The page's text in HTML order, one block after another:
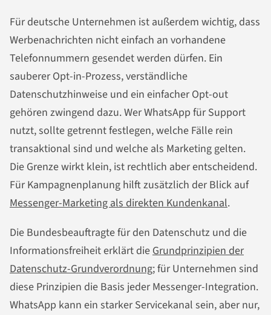
Für deutsche Unternehmen ist außerdem wichtig, dass
Werbenachrichten nicht einfach an vorhandene
Telefonnummern gesendet werden dürfen. Ein
sauberer Opt-in-Prozess, verständliche
Datenschutzhinweise und ein einfacher Opt-out
gehören zwingend dazu. Wer WhatsApp für Support
nutzt, sollte getrennt festlegen, welche Fälle rein
transaktional sind und welche als Marketing gelten.
Die Grenze wirkt klein, ist rechtlich aber entscheidend.
Für Kampagnenplanung hilft zusätzlich der Blick auf
Messenger-Marketing als direkten Kundenkanal.
Die Bundesbeauftragte für den Datenschutz und die
Informationsfreiheit erklärt dieGrundprinzipien der
Datenschutz-Grundverordnung; für Unternehmen sind
diese Prinzipien die Basis jeder Messenger-Integration.
WhatsApp kann ein starker Servicekanal sein, aber nur,